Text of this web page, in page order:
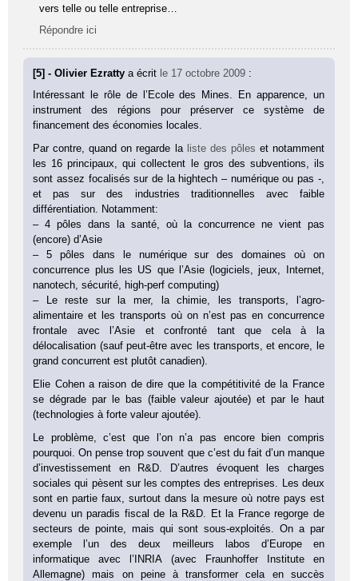
vers telle ou telle entreprise…
Répondre ici
[5] - Olivier Ezrattya écrit le 17 octobre 2009 :
Intéressant le rôle de l’Ecole des Mines. En apparence, un
instrument des régions pour préserver ce système de
financement des économies locales.
Par contre, quand on regarde la liste des pôles et notamment
les 16 principaux, qui collectent le gros des subventions, ils
sont assez focalisés sur de la hightech – numérique ou pas -,
et pas sur des industries traditionnelles avec faible
différentiation. Notamment:
– 4 pôles dans la santé, où la concurrence ne vient pas
(encore) d’Asie
– 5 pôles dans le numérique sur des domaines où on
concurrence plus les US que l’Asie (logiciels, jeux, Internet,
nanotech, sécurité, high-perf computing)
– Le reste sur la mer, la chimie, les transports, l’agro-
alimentaire et les transports où on n’est pas en concurrence
frontale avec l’Asie et confronté tant que cela à la
délocalisation (sauf peut-être avec les transports, et encore, le
grand concurrent est plutôt canadien).
Elie Cohen a raison de dire que la compétitivité de la France
se dégrade par le bas (faible valeur ajoutée) et par le haut
(technologies à forte valeur ajoutée).
Le problème, c’est que l’on n’a pas encore bien compris
pourquoi. On pense trop souvent que c’est du fait d’un manque
d’investissement en R&D. D’autres évoquent les charges
sociales qui pèsent sur les comptes des entreprises. Les deux
sont en partie faux, surtout dans la mesure où notre pays est
devenu un paradis fiscal de la R&D. Et la France regorge de
secteurs de pointe, mais qui sont sous-exploités. On a par
exemple l’un des deux meilleurs labos d’Europe en
informatique avec l’INRIA (avec Fraunhoffer Institute en
Allemagne) mais on peine à transformer cela en succès